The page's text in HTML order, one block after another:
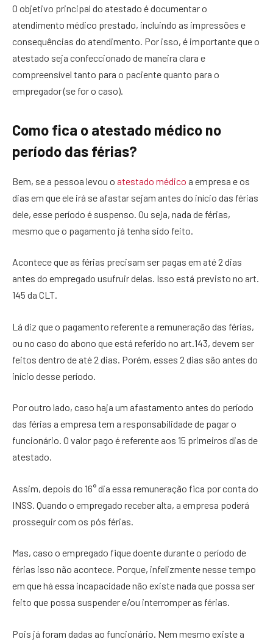
O objetivo principal do atestado é documentar o
atendimento médico prestado, incluindo as impressões e
consequências do atendimento. Por isso, é importante que o
atestado seja confeccionado de maneira clara e
compreensível tanto para o paciente quanto para o
empregador (se for o caso).
Como fica o atestado médico no
período das férias?
Bem, se a pessoa levou o atestado médico a empresa e os
dias em que ele irá se afastar sejam antes do início das férias
dele, esse período é suspenso. Ou seja, nada de férias,
mesmo que o pagamento já tenha sido feito.
Acontece que as férias precisam ser pagas em até 2 dias
antes do empregado usufruir delas. Isso está previsto no art.
145 da CLT.
Lá diz que o pagamento referente a remuneração das férias,
ou no caso do abono que está referido no art.143, devem ser
feitos dentro de até 2 dias. Porém, esses 2 dias são antes do
início desse período.
Por outro lado, caso haja um afastamento antes do período
das férias a empresa tem a responsabilidade de pagar o
funcionário. O valor pago é referente aos 15 primeiros dias de
atestado.
Assim, depois do 16° dia essa remuneração fica por conta do
INSS. Quando o empregado receber alta, a empresa poderá
prosseguir com os pós férias.
Mas, caso o empregado fique doente durante o período de
férias isso não acontece. Porque, infelizmente nesse tempo
em que há essa incapacidade não existe nada que possa ser
feito que possa suspender e/ou interromper as férias.
Pois já foram dadas ao funcionário. Nem mesmo existe a